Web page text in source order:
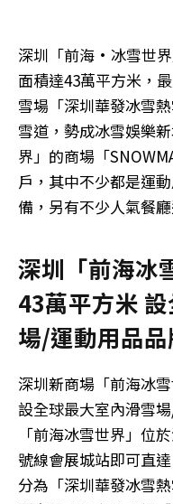
深圳「前海·冰雪世
面積達43萬平方米，
雪場「深圳華發冰雪
雪道，勢成冰雪娛樂
界」的商場「
戶，其中不少都是運
備，另有不少人氣餐
深圳「前海冰
43萬平方米
場/運動用品
深圳新商場「前海冰
設全球最大室內滑雪
「前海冰雪世界」位
號線會展城站即可直
分為「深圳華發冰雪